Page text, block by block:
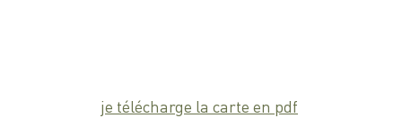
je télécharge la carte en pdf